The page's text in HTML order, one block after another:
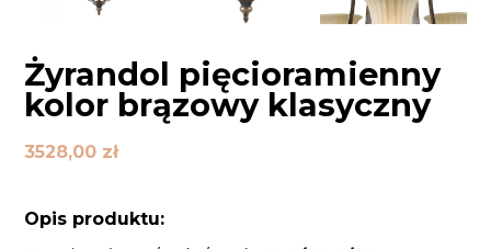
Żyrandol pięcioramienny
kolor brązowy klasyczny
3528,00 zł
Opis produktu: